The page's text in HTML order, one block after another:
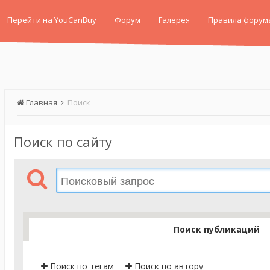
Перейти на YouCanBuy Форум Галерея Правила
Главная Поиск
Поиск по сайту
Поиск публикаций
Поиск по тегам Поиск по автору